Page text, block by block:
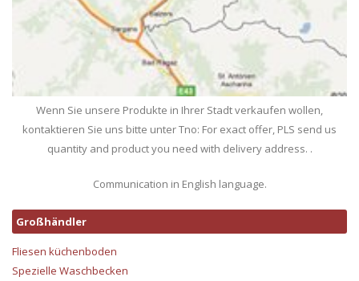
Wenn Sie unsere Produkte in Ihrer Stadt verkaufen wollen,
kontaktieren Sie uns bitte unter Tno: For exact offer, PLS send us
quantity and product you need with delivery address. .
Communication in English language.
Großhändler
Fliesen küchenboden
Spezielle Waschbecken